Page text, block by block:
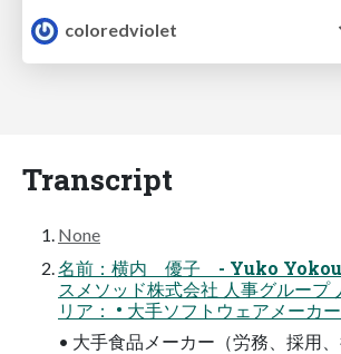
coloredviolet
Transcript
None
名前：横内 優子 - Yuko
スメソッド株式会社 人事グループ
リア： • 大手ソフトウェアメーカ
• 大手食品メーカー（労務、採用